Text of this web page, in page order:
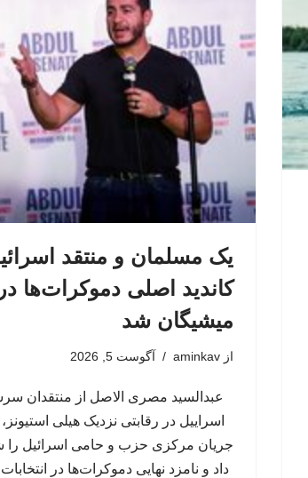
یک مسلمان و منتقد
کاندید اصلی دموکرات‌ها در
میشیگان شد
از aminkav آگوست 5, 2026
عبدالسید مصری الاصل از منتقدان
اسراییل در رقابتی نزدیک هیلی
جریان مرکزی حزب و حامی اسرائیل
داد و نامزد نهایی دموکرات‌ها در انتخابات